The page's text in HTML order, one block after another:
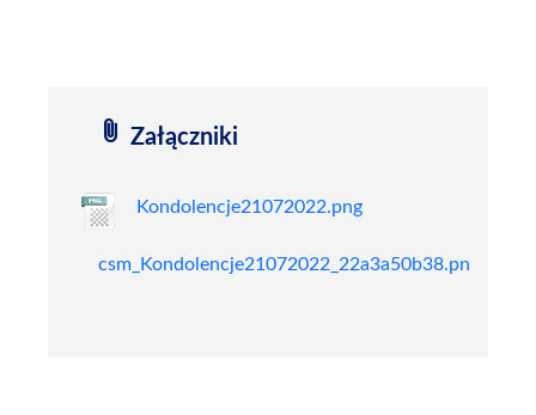
attach_file Załączniki
Kondolencje21072022.png
csm_Kondolencje21072022_22a3a50b38.png